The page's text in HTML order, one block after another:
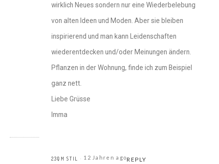
wirklich Neues sondern nur eine Wiederbelebung
von alten Ideen und Moden. Aber sie bleiben
inspirierend und man kann Leidenschaften
wiederentdecken und/oder Meinungen ändern.
Pflanzen in der Wohnung, finde ich zum Beispiel
ganz nett.
Liebe Grüsse
Imma
23QM STIL 12 Jahren agoREPLY